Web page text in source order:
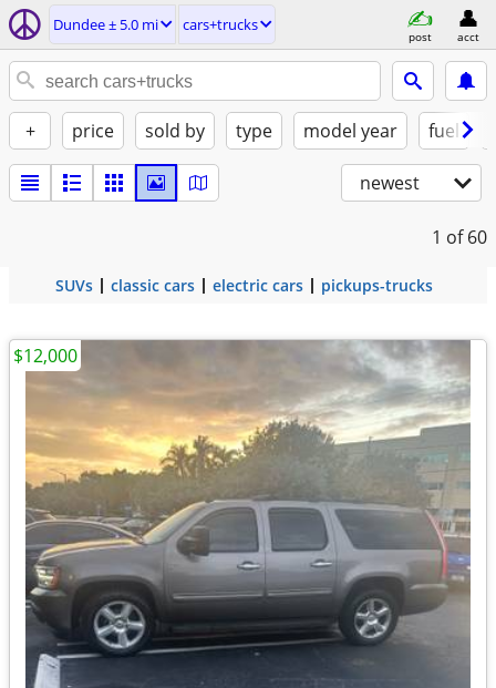
Dundee ± 5.0 mi cars+trucks
post acct
+ price sold by type model year fuel
newest
1 of 60
SUVs classic cars electric cars pickups-trucks
$12,000